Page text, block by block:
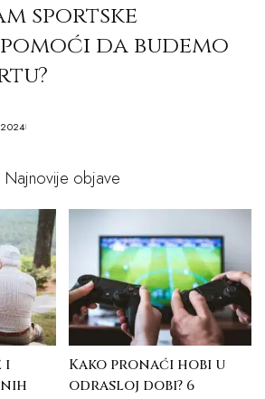
sportske
da budemo
Najnovije objave
i
Kako pronaći hobi u
odrasloj dobi? 6